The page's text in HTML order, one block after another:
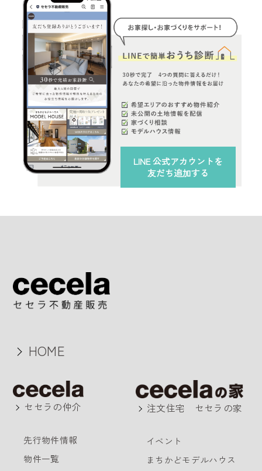
LINE 公式アカウントを
友だち追加する
HOME
セセラの仲介
先行物件情報
物件一覧
注文住宅 セセラの家
イベント
まちかどモデルハウス